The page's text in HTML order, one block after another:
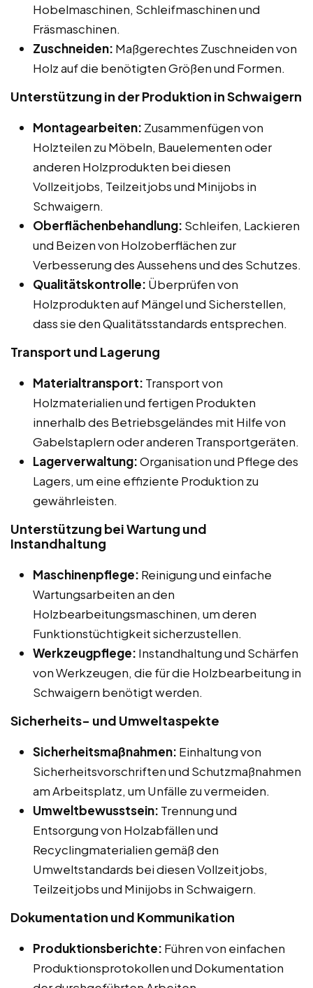
Hobelmaschinen, Schleifmaschinen und
Fräsmaschinen.
Zuschneiden: Maßgerechtes Zuschneiden von
Holz auf die benötigten Größen und Formen.
Unterstützung in der Produktion in Schwaigern
Montagearbeiten: Zusammenfügen von
Holzteilen zu Möbeln, Bauelementen oder
anderen Holzprodukten bei diesen
Vollzeitjobs, Teilzeitjobs und Minijobs in
Schwaigern.
Oberflächenbehandlung: Schleifen, Lackieren
und Beizen von Holzoberflächen zur
Verbesserung des Aussehens und des Schutzes.
Qualitätskontrolle: Überprüfen von
Holzprodukten auf Mängel und Sicherstellen,
dass sie den Qualitätsstandards entsprechen.
Transport und Lagerung
Materialtransport: Transport von
Holzmaterialien und fertigen Produkten
innerhalb des Betriebsgeländes mit Hilfe von
Gabelstaplern oder anderen Transportgeräten.
Lagerverwaltung:Organisation und Pflege des
Lagers, um eine effiziente Produktion zu
gewährleisten.
Unterstützung bei Wartung und
Instandhaltung
Maschinenpflege: Reinigung und einfache
Wartungsarbeiten an den
Holzbearbeitungsmaschinen, um deren
Funktionstüchtigkeit sicherzustellen.
Werkzeugpflege: Instandhaltung und Schärfen
von Werkzeugen, die für die Holzbearbeitung in
Schwaigern benötigt werden.
Sicherheits- und Umweltaspekte
Sicherheitsmaßnahmen: Einhaltung von
Sicherheitsvorschriften und Schutzmaßnahmen
am Arbeitsplatz, um Unfälle zu vermeiden.
Umweltbewusstsein: Trennung und
Entsorgung von Holzabfällen und
Recyclingmaterialien gemäß den
Umweltstandards bei diesen Vollzeitjobs,
Teilzeitjobs und Minijobs in Schwaigern.
Dokumentation und Kommunikation
Produktionsberichte: Führen von einfachen
Produktionsprotokollen und Dokumentation